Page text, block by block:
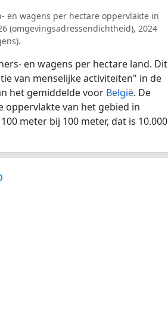
en wagens per hectare oppervlakte in
(omgevingsadressendichtheid), 2024
en wagens per hectare land. Dit
van menselijke activiteiten" in de
het gemiddelde voor België. De
oppervlakte van het gebied in
meter bij 100 meter, dat is 10.000